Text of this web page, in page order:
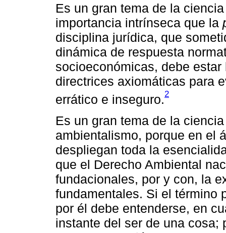
Es un gran tema de la
importancia intrínseca que la
disciplina jurídica, que
dinámica de respuesta
socioeconómicas, debe
directrices axiomáticas para
errático e inseguro.2
Es un gran tema de la
ambientalismo, porque en el
despliegan toda la
que el Derecho Ambiental
fundacionales, por y con, la
fundamentales. Si el término
por él debe entenderse, en
instante del ser de una cosa;